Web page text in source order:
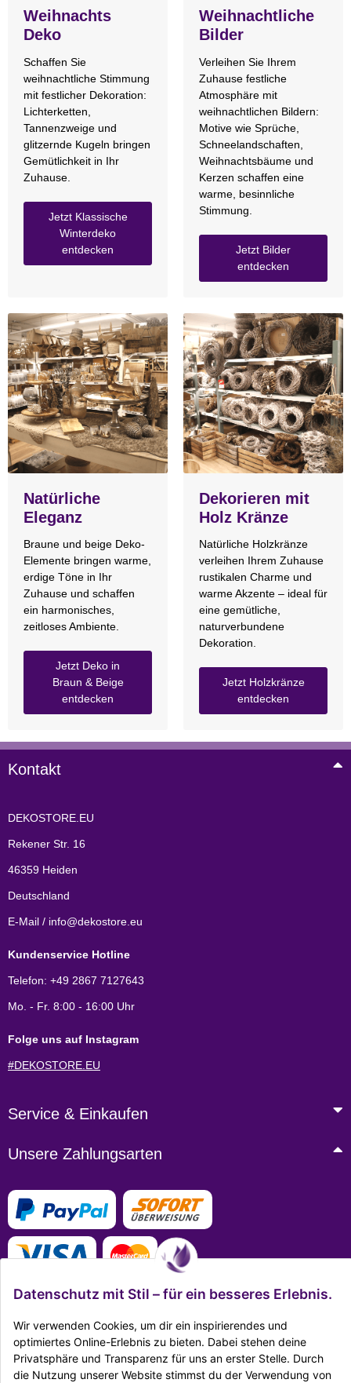
Weihnachts
Deko
Schaffen Sie
weihnachtliche Stimmung
mit festlicher Dekoration:
Lichterketten,
Tannenzweige und
glitzernde Kugeln bringen
Gemütlichkeit in Ihr
Zuhause.
Jetzt Klassische
Winterdeko
entdecken
Weihnachtliche
Bilder
Verleihen Sie Ihrem
Zuhause festliche
Atmosphäre mit
weihnachtlichen Bildern:
Motive wie Sprüche,
Schneelandschaften,
Weihnachtsbäume und
Kerzen schaffen eine
warme, besinnliche
Stimmung.
Jetzt Bilder
entdecken
Natürliche
Eleganz
Braune und beige Deko-
Elemente bringen warme,
erdige Töne in Ihr
Zuhause und schaffen
ein harmonisches,
zeitloses Ambiente.
Jetzt Deko in
Braun & Beige
entdecken
Dekorieren mit
Holz Kränze
Natürliche Holzkränze
verleihen Ihrem Zuhause
rustikalen Charme und
warme Akzente – ideal für
eine gemütliche,
naturverbundene
Dekoration.
Jetzt Holzkränze
entdecken
Kontakt
DEKOSTORE.EU
Rekener Str. 16
46359 Heiden
Deutschland
E-Mail / info@dekostore.eu
Kundenservice Hotline
Telefon: +49 2867 7127643
Mo. - Fr. 8:00 - 16:00 Uhr
Folge uns auf Instagram
#DEKOSTORE.EU
Service & Einkaufen
Unsere Zahlungsarten
Mehr Infos zu den Zahlungsarten
Datenschutz mit Stil – für ein besseres Erlebnis.
Wir verwenden Cookies, um dir ein inspirierendes und
optimiertes Online-Erlebnis zu bieten. Dabei stehen deine
Privatsphäre und Transparenz für uns an erster Stelle. Durch
die Nutzung unserer Website stimmst du der Verwendung von